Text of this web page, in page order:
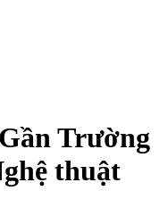
Trường
thuật